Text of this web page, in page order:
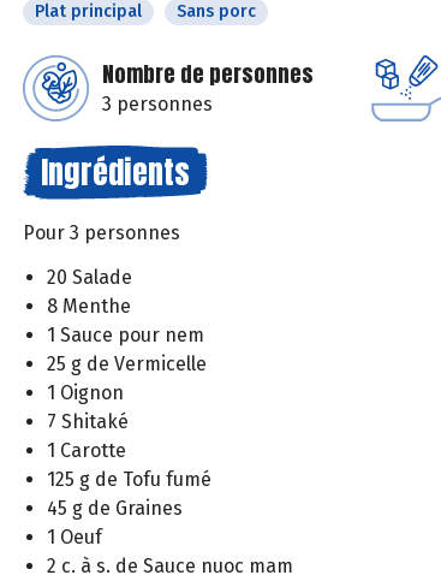
Plat principal Sans porc
Nombre de personnes
3 personnes
Ingrédients
Pour 3 personnes
20 Salade
8 Menthe
1 Sauce pour nem
25 g de Vermicelle
1 Oignon
7 Shitaké
1 Carotte
125 g de Tofu fumé
45 g de Graines
1 Oeuf
2 c. à s. de Sauce nuoc mam